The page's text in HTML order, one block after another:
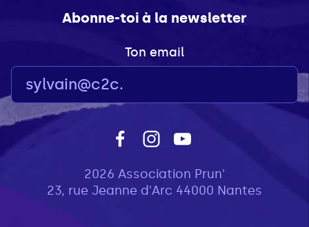
Abonne-toi à la newsletter
Ton email
2026 Association Prun'
23, rue Jeanne d'Arc 44000 Nantes